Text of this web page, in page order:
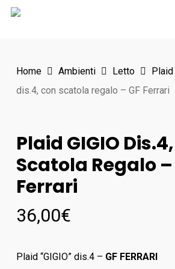
Skip
Home Ambienti Letto Plaid
dis.4, con scatola regalo – GF Ferrari
Plaid GIGIO
Scatola Regalo –
Ferrari
36,00€
Plaid “GIGIO” dis.4 – GF FERRARI